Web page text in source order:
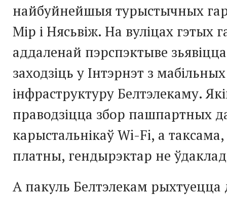
найбуйнейшыя турыстычных
Мір і Нясьвіж. На вуліцах гэтых
аддаленай пэрспэктыве
заходзіць у Інтэрнэт з
інфраструктуру Белтэлекаму.
праводзіцца збор пашпартных
карыстальнікаў Wi-Fi, а таксама,
платны, гендырэктар не
А пакуль Белтэлекам рыхтуецца